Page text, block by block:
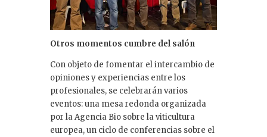
Otros momentos cumbre del salón
Con objeto de fomentar el intercambio de
opiniones y experiencias entre los
profesionales, se celebrarán varios
eventos: una mesa redonda organizada
por la Agencia Bio sobre la viticultura
europea, un ciclo de conferencias sobre el